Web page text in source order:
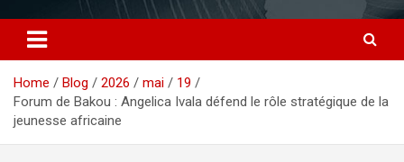
Home Blog 2026 mai
19
Forum de Bakou : Angelica Ivala défend le rôle stratégique de la
jeunesse africaine